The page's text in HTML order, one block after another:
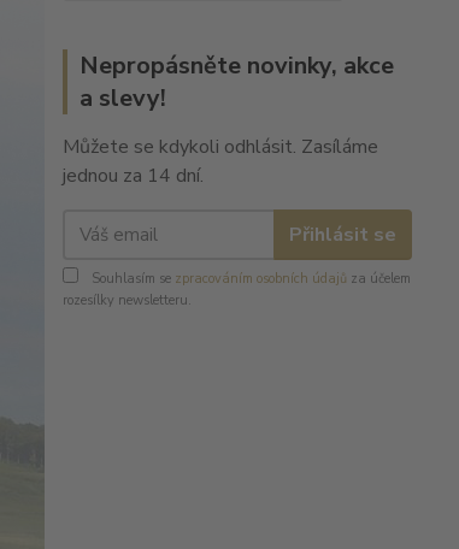
Nepropásněte novinky, akce
a slevy!
Můžete se kdykoli odhlásit. Zasíláme
jednou za 14 dní.
Přihlásit se
Souhlasím se zpracováním osobních údajů za účelem
rozesílky newsletteru.